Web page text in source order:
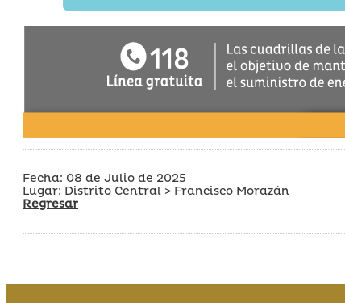
Fecha: 08 de Julio de 2025
Lugar: Distrito Central > Francisco Morazán
Regresar